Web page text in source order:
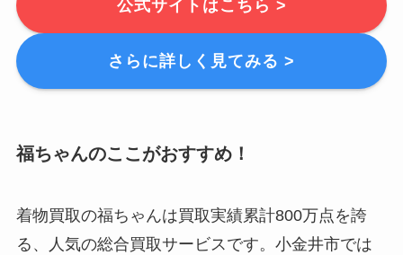
公式サイトはこちら >
さらに詳しく見てみる >
福ちゃんのここがおすすめ！
着物買取の福ちゃんは買取実績累計800万点を誇
る、人気の総合買取サービスです。小金井市では